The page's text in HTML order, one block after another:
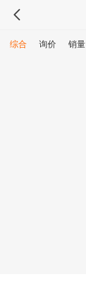
综合 询价 销量